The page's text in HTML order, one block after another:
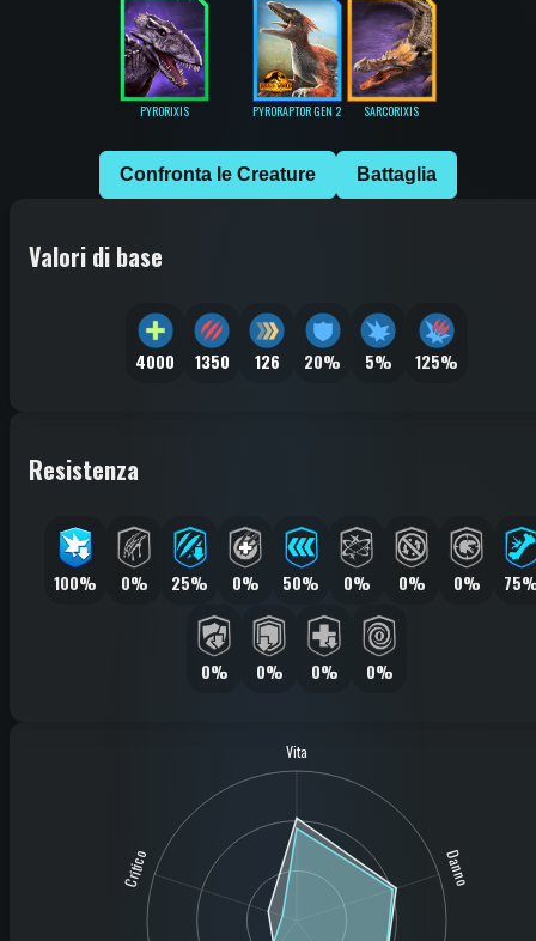
PYRORIXIS PYRORAPTOR GEN 2 SARCORIXIS
Confronta le Creature Battaglia
Valori di base
4000 1350 126 20% 5% 125%
Resistenza
100% 0% 25% 0% 50% 0% 0% 0%
0% 0% 0% 0%
Vita
Danno
Critico